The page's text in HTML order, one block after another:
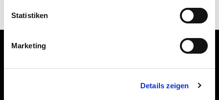
Statistiken
Marketing
Details zeigen
DGA-Bau Deutsche Gesellschaft für Außergerichtliche